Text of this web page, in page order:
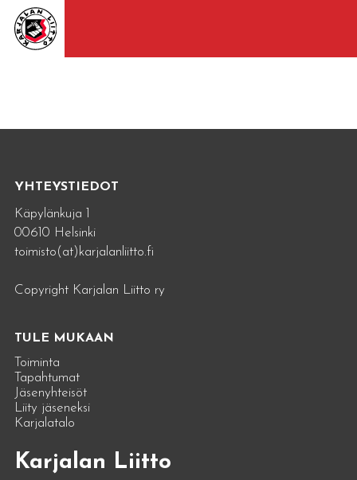
YHTEYSTIEDOT
Käpylänkuja 1
00610 Helsinki
toimisto(at)karjalanliitto.fi
Copyright Karjalan Liitto ry
TULE MUKAAN
Toiminta
Tapahtumat
Jäsenyhteisöt
Liity jäseneksi
Karjalatalo
Karjalan Liitto